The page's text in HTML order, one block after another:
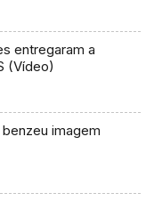
entregaram a
(Vídeo)
imagem